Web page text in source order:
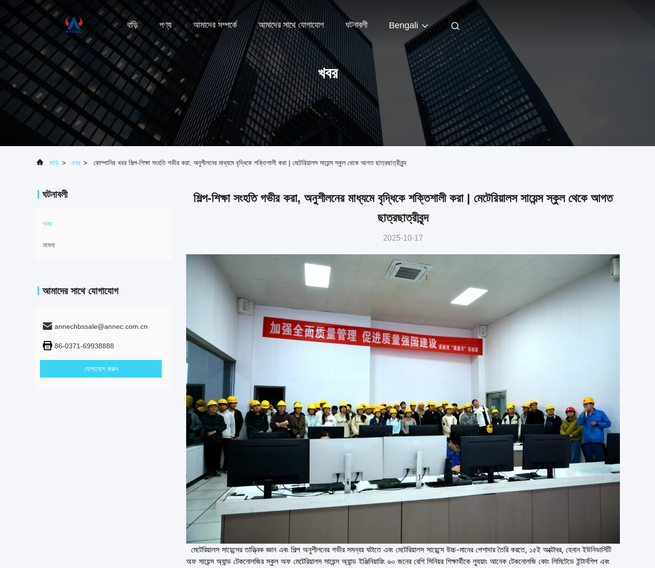
বাড়ি পণ্য আমাদের সম্পর্কে আমাদের সাথে যোগাযোগ ঘটনাবলী Bengali
খবর
বাড়ি > খবর > কোম্পানির খবর শিল্প-শিক্ষা সংহতি গভীর করা, অনুশীলনের মাধ্যমে বৃদ্ধিকে শক্তিশালী করা | মেটেরিয়ালস সায়েন্স স্কুল থেকে আগত ছাত্রছাত্রীবৃন্দ
ঘটনাবলী
খবর
মামলা
আমাদের সাথে যোগাযোগ
annechbssale@annec.com.cn
86-0371-69938888
যোগাযোগ করুন
শিল্প-শিক্ষা সংহতি গভীর করা, অনুশীলনের মাধ্যমে বৃদ্ধিকে শক্তিশালী করা | মেটেরিয়ালস সায়েন্স স্কুল থেকে আগত
ছাত্রছাত্রীবৃন্দ
2025-10-17
মেটেরিয়ালস সায়েন্সের তাত্ত্বিক জ্ঞান এবং শিল্প অনুশীলনের গভীর সমন্বয় ঘটাতে এবং মেটেরিয়ালস সায়েন্সে উচ্চ-মানের পেশাদার তৈরি করতে, ১৫ই অক্টোবর, হেনান ইউনিভার্সিটি
অফ সায়েন্স অ্যান্ড টেকনোলজির স্কুল অফ মেটেরিয়ালস সায়েন্স অ্যান্ড ইঞ্জিনিয়ারিং ৬০ জনের বেশি সিনিয়র শিক্ষার্থীকে ল্যুয়াং আনেক টেকনোলজি কোং লিমিটেডে ইন্টার্নশিপ এবং